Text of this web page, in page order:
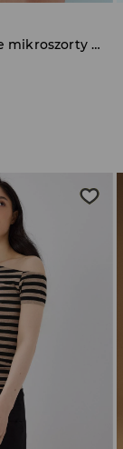
Jasnoniebieskie mikroszorty jeansowe z aplikacją na tyle